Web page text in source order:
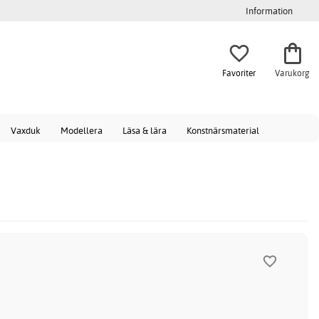
Information
Favoriter Varukorg
Vaxduk Modellera Läsa & lära Konstnärsmaterial